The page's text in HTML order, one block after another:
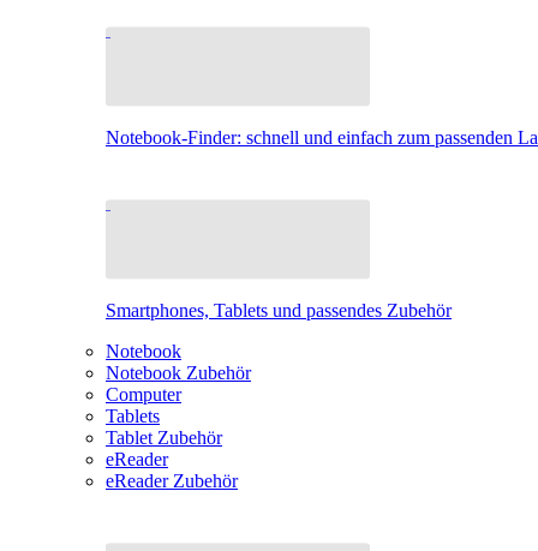
Notebook-Finder: schnell und einfach zum passenden
Smartphones, Tablets und passendes Zubehör
Notebook
Notebook Zubehör
Computer
Tablets
Tablet Zubehör
eReader
eReader Zubehör